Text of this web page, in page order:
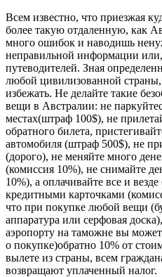
Всем известно, что приезжая
более такую отдаленную, как
много ошибок и наводишь
неправильной информации
путеводителей. Зная
любой цивилизованной
избежать. Не делайте такие
вещи в Австралии: не
местах(штраф 100$), не
обратного билета,
автомобиля (штраф 500$), не
(дорого), не меняйте много
(комиссия 10%), не снимайте
10%), а оплачивайте все и
кредитными карточками
что при покупке любой вещи
аппаратура или серфовая
аэропорту на таможне вы
о покупке)обратно 10% от
вылете из страны, всем
возвращают уплаченный налог.